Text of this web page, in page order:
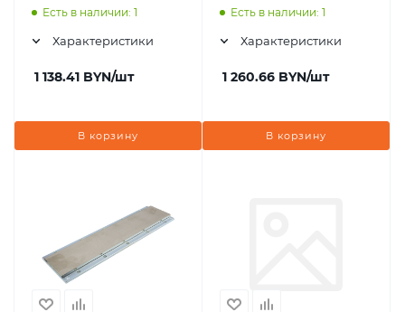
Есть в наличии: 1
Характеристики
1 138.41 BYN/шт
В корзину
Есть в наличии: 1
Характеристики
1 260.66 BYN/шт
В корзину